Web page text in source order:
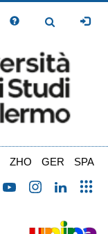
Toggle
ZHO GER SPA